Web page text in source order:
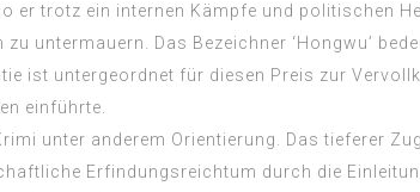
er trotz ein internen Kämpfe und politischen
untermauern. Das Bezeichner ‘Hongwu’
ist untergeordnet für diesen Preis zur
einführte.
unter anderem Orientierung. Das tieferer
Erfindungsreichtum durch die